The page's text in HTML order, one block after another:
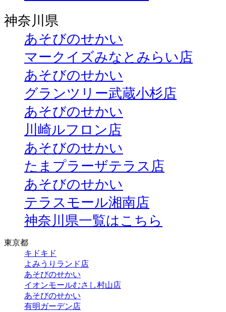
神奈川県
あそびのせかい
マークイズみなとみらい店
あそびのせかい
グランツリー武蔵小杉店
あそびのせかい
川崎ルフロン店
あそびのせかい
たまプラーザテラス店
あそびのせかい
テラスモール湘南店
神奈川県一覧はこちら
東京都
キドキド
よみうりランド店
あそびのせかい
イオンモールむさし村山店
あそびのせかい
有明ガーデン店